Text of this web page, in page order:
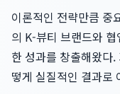
이론적인 전략만큼 중
의 K-뷰티 브랜드와
한 성과를 창출해왔다
떻게 실질적인 결과로